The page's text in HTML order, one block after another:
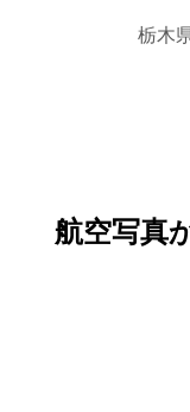
栃木
航空写真